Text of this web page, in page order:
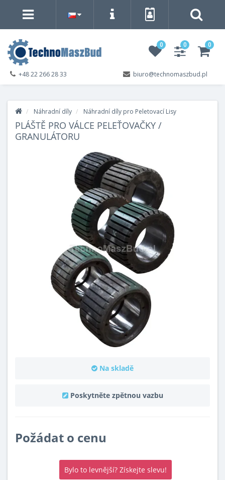
0 0 0
biuro@technomaszbud.pl
+48 22 266 28 33
Náhradní díly Náhradní díly pro Peletovací Lisy
PLÁŠTĚ PRO VÁLCE PELEŤOVAČKY /
GRANULÁTORU
Na skladě
Poskytněte zpětnou vazbu
Požádat o cenu
Bylo to levnější? Získejte slevu!